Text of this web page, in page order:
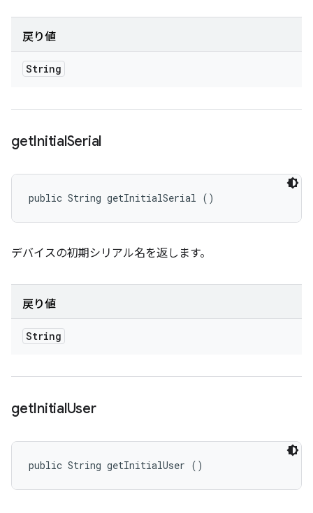
戻り値
String
getInitialSerial
public String getInitialSerial ()
デバイスの初期シリアル名を返します。
戻り値
String
getInitialUser
public String getInitialUser ()